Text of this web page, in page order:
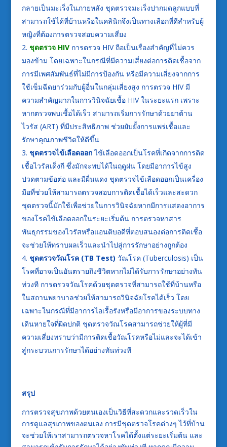
กลายเป็นมะเร็งในภายหลัง ชุดตรวจมะเร็งปากมดลูกแบบที่
สามารถใช้ได้ที่บ้านหรือในคลินิกจึงเป็นทางเลือกที่ดีสำหรับผู้
หญิงที่ต้องการตรวจสอบความเสี่ยง
ชุดตรวจ HIVการตรวจ HIV ถือเป็นเรื่องสำคัญที่ไม่ควร
มองข้าม โดยเฉพาะในกรณีที่มีความเสี่ยงต่อการติดเชื้อจาก
การมีเพศสัมพันธ์ที่ไม่มีการป้องกัน หรือมีความเสี่ยงจากการ
ใช้เข็มฉีดยาร่วมกับผู้อื่นในกลุ่มเสี่ยงสูง การตรวจ HIV มี
ความสำคัญมากในการวินิจฉัยเชื้อ HIV ในระยะแรก เพราะ
หากตรวจพบเชื้อได้เร็ว สามารถเริ่มการรักษาด้วยยาต้าน
ไวรัส (ART) ที่มีประสิทธิภาพ ช่วยยับยั้งการแพร่เชื้อและ
รักษาคุณภาพชีวิตให้ดีขึ้น
ชุดตรวจไข้เลือดออกไข้เลือดออกเป็นโรคที่เกิดจากการติด
เชื้อไวรัสเด็งกี ซึ่งมักจะพบได้ในฤดูฝน โดยมีอาการไข้สูง
ปวดตามข้อต่อ และมีผื่นแดง ชุดตรวจไข้เลือดออกเป็นเครื่อง
มือที่ช่วยให้สามารถตรวจสอบการติดเชื้อได้เร็วและสะดวก
ชุดตรวจนี้มักใช้เพื่อช่วยในการวินิจฉัยหากมีการแสดงอาการ
ของโรคไข้เลือดออกในระยะเริ่มต้น การตรวจหาสาร
พันธุกรรมของไวรัสหรือแอนติบอดีที่ตอบสนองต่อการติดเชื้อ
จะช่วยให้ทราบผลเร็วและนำไปสู่การรักษาอย่างถูกต้อง
ชุดตรวจวัณโรค (TB Test) วัณโรค (Tuberculosis) เป็น
โรคที่อาจเป็นอันตรายถึงชีวิตหากไม่ได้รับการรักษาอย่างทัน
ท่วงที การตรวจวัณโรคด้วยชุดตรวจที่สามารถใช้ที่บ้านหรือ
ในสถานพยาบาลช่วยให้สามารถวินิจฉัยโรคได้เร็ว โดย
เฉพาะในกรณีที่มีอาการไอเรื้อรังหรือมีอาการของระบบทาง
เดินหายใจที่ผิดปกติ ชุดตรวจวัณโรคสามารถช่วยให้ผู้ที่มี
ความเสี่ยงทราบว่ามีการติดเชื้อวัณโรคหรือไม่และจะได้เข้า
สู่กระบวนการรักษาได้อย่างทันท่วงที
สรุป
การตรวจสุขภาพด้วยตนเองเป็นวิธีที่สะดวกและรวดเร็วใน
การดูแลสุขภาพของตนเอง การมีชุดตรวจโรคต่างๆ ไว้ที่บ้าน
จะช่วยให้เราสามารถตรวจหาโรคได้ตั้งแต่ระยะเริ่มต้น และ